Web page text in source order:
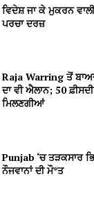
ਵਿਦੇਸ਼ ਜਾ ਕੇ ਮੁਕਰਨ
ਪਰਚਾ ਦਰਜ਼
Raja Warring ਤੋਂ
ਦਾ ਵੀ ਐਲਾਨ; 50
ਮਿਲਣਗੀਆਂ
Punjab ‘ਚ ਤੜਕਸਾਰ
ਨੌਜਵਾਨਾਂ ਦੀ ਮੌ*ਤ